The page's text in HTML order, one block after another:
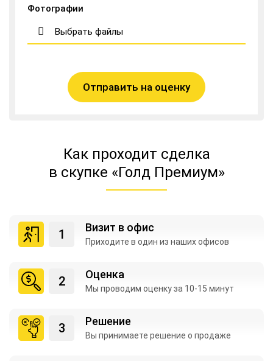
Фотографии
Выбрать файлы
Отправить на оценку
Как проходит сделка
в скупке «Голд Премиум»
Визит в офис
Приходите в один из наших офисов
Оценка
Мы проводим оценкуза 10-15 минут
Решение
Вы принимаете решение о продаже